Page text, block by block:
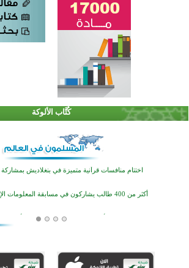
كُتَّاب الألوكة
اختتام الدورة التاسعة لمسابقة حفظ وتلاوة القرآن
تيسليتش تختتم برنامجا تعليميا لتعزيز القيم وبناء
اختتام منافسات قرآنية متميزة في بنغلاديش بمشاركة 3000 متسابق
أكثر من 400 طالب يشاركون في مسابقة المعلومات الإسلامية بأستراليا
افتتاح تاريخي لأول مسجد في بلييفليا بالجبل الأسود
أكبر مشروع إسلامي في ريف أستراليا يفتتح أبوابه بعد